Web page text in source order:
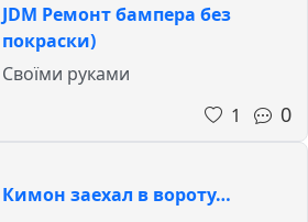
JDM Ремонт бампера без
покраски)
Своїми руками
1
0
Кимон заехал в вороту…